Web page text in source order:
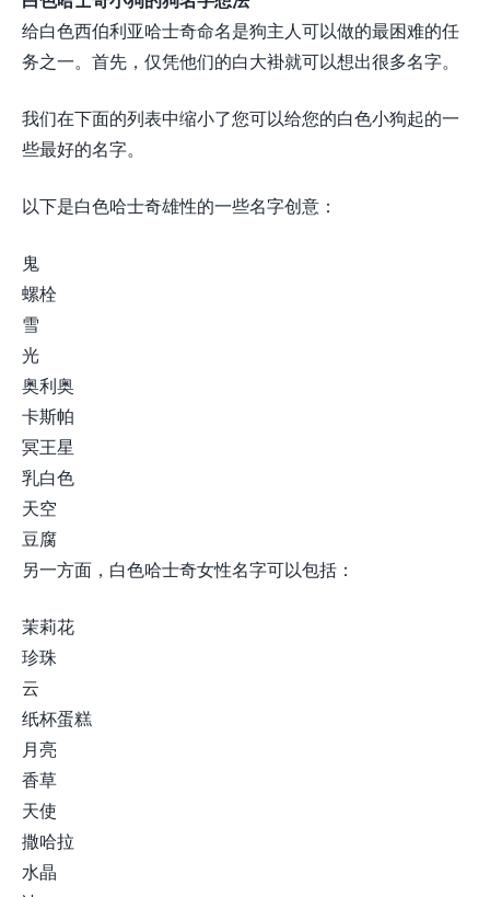
给白色西伯利亚哈士奇命名是狗主人可以做的最困难的任
务之一。首先，仅凭他们的白大褂就可以想出很多名字。
我们在下面的列表中缩小了您可以给您的白色小狗起的一
些最好的名字。
以下是白色哈士奇雄性的一些名字创意：
鬼
螺栓
雪
光
奥利奥
卡斯帕
冥王星
乳白色
天空
豆腐
另一方面，白色哈士奇女性名字可以包括：
茉莉花
珍珠
云
纸杯蛋糕
月亮
香草
天使
撒哈拉
水晶